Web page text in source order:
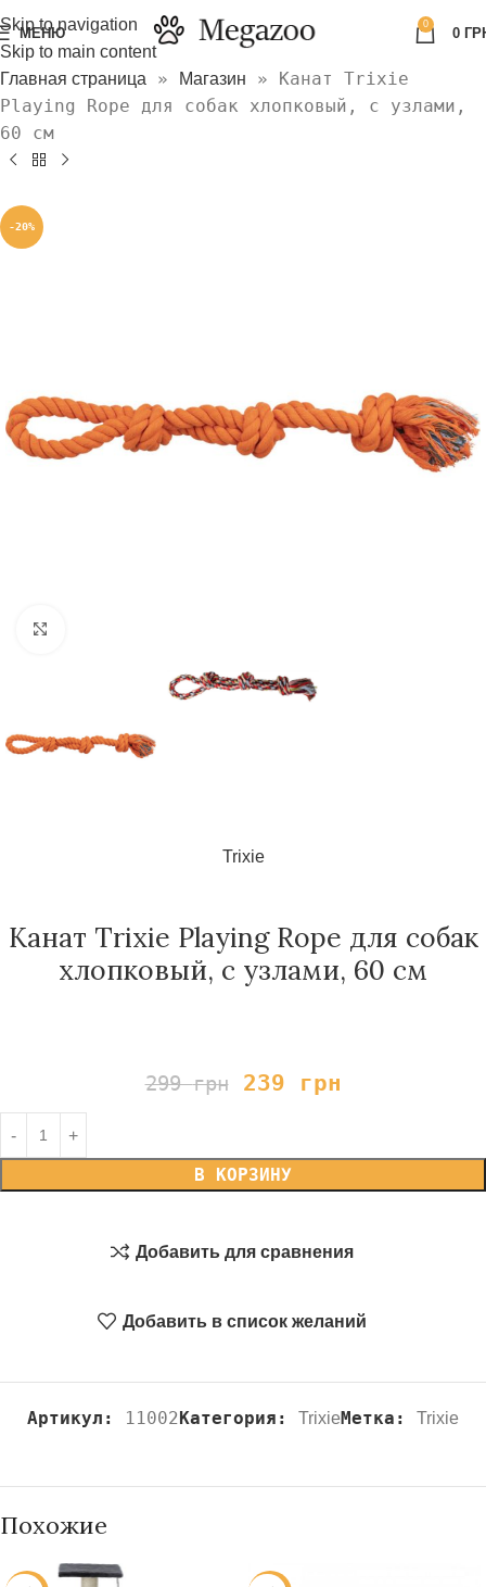
Skip to navigation
Skip to main content
МЕНЮ
0
0
Главная страница » Магазин » Канат Trixie
Playing Rope для собак хлопковый, с узлами,
60 см
-20%
Trixie
Канат Trixie Playing Rope для собак
хлопковый, с узлами, 60 см
299грн 239 грн
В КОРЗИНУ
Добавить для сравнения
Добавить в список желаний
Артикул: 11002 Категория: TrixieМетка: Trixie
Похожие